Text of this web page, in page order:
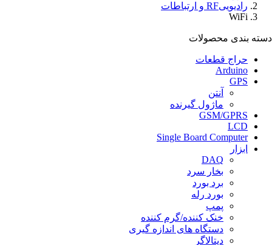
راديويیRF و ارتباطات
WiFi
دسته بندی محصولات
حراج قطعات
Arduino
GPS
آنتن
ماژول گيرنده
GSM/GPRS
LCD
Single Board Computer
ابزار
DAQ
بخار سرد
برد بورد
بورد رله
پمپ
خنک کننده/گرم کننده
دستگاه های اندازه گيری
ديتالاگر